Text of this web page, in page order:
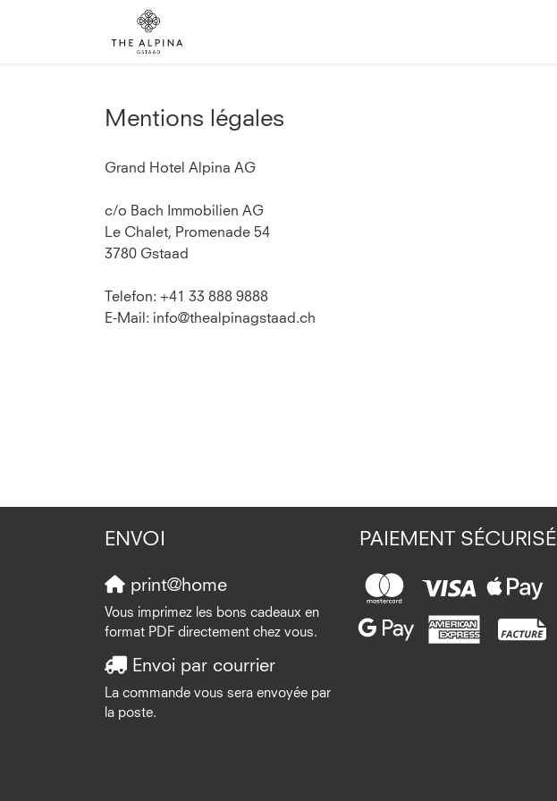
Mentions légales
Grand Hotel Alpina AG
c/o Bach Immobilien AG
Le Chalet, Promenade 54
3780 Gstaad
Telefon: +41 33 888 9888
E-Mail: info@thealpinagstaad.ch
ENVOI
print@home
Vous imprimez les bons cadeaux en
format PDF directement chez vous.
Envoi par courrier
La commande vous sera envoyée par
la poste.
PAIEMENT SÉCURISÉ